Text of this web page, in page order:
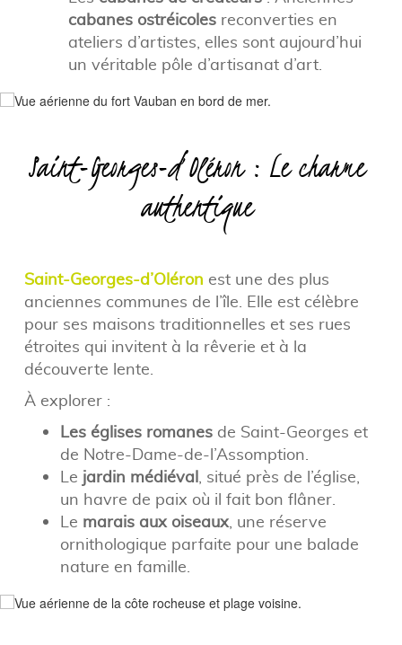
cabanes ostréicolesreconverties en
ateliers d’artistes, elles sont aujourd’hui
un véritable pôle d’artisanat d’art.
Saint-Georges-d’Oléron : Le charme
authentique
Saint-Georges-d’Oléron est une des plus
anciennes communes de l’île. Elle est célèbre
pour ses maisons traditionnelles et ses rues
étroites qui invitent à la rêverie et à la
découverte lente.
À explorer :
Les églises romanesde Saint-Georges et
de Notre-Dame-de-l’Assomption.
Le jardin médiéval, situé près de l’église,
un havre de paix où il fait bon flâner.
Le marais aux oiseaux, une réserve
ornithologique parfaite pour une balade
nature en famille.